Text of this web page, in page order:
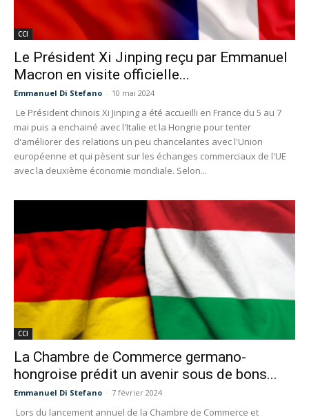
CCI
Le Président Xi Jinping reçu par Emmanuel
Macron en visite officielle...
Emmanuel Di Stefano - 10 mai 2024
Le Président chinois Xi Jinping a été accueilli en France du 5 au 7
mai puis a enchainé avec l'Italie et la Hongrie pour tenter
d'améliorer des relations un peu chancelantes avec l'Union
européenne et qui pèsent sur les échanges commerciaux de l'UE
avec la deuxième économie mondiale. Selon...
CCI
La Chambre de Commerce germano-
hongroise prédit un avenir sous de bons...
Emmanuel Di Stefano - 7 février 2024
Lors du lancement annuel de la Chambre de Commerce et